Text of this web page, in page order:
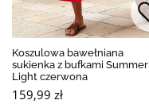
Koszulowa bawełniana
sukienka z bufkami Summer
Light czerwona
159,99 zł